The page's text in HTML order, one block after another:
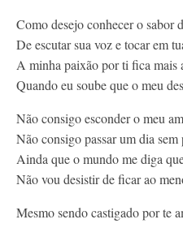
Como desejo conhecer o sabor
De escutar sua voz e tocar em
A minha paixão por ti fica mais
Quando eu soube que o meu
Não consigo esconder o meu
Não consigo passar um dia sem
Ainda que o mundo me diga
Não vou desistir de ficar ao
Mesmo sendo castigado por te